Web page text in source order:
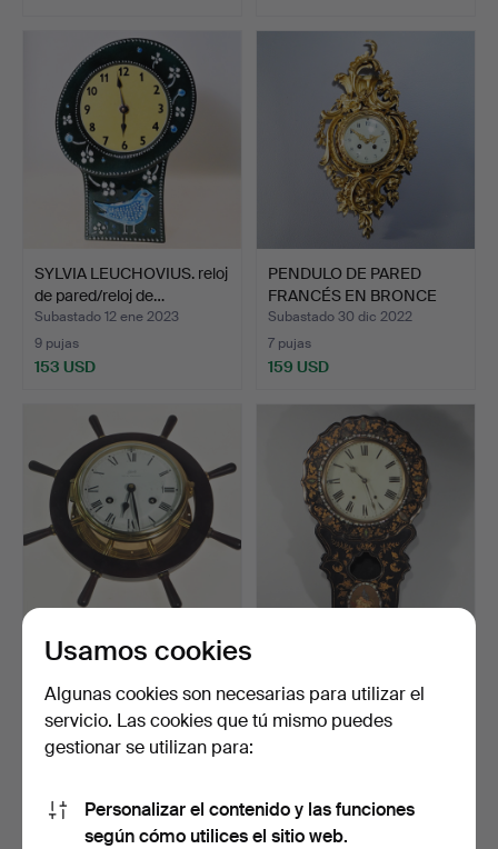
SYLVIA LEUCHOVIUS. reloj
de pared/reloj de…
Subastado 12 ene 2023
9 pujas
153 USD
PENDULO DE PARED
FRANCÉS EN BRONCE
DORADO.
Subastado 30 dic 2022
7 pujas
159 USD
RELOJ DE PARED, Royal
Subastado 6 jun 2022
3 pujas
43 USD
Subastado 9 may 2022
1 puja
Usamos cookies
Algunas cookies son necesarias para utilizar el
servicio. Las cookies que tú mismo puedes
gestionar se utilizan para:
Personalizar el contenido y las funciones
según cómo utilices el sitio web.